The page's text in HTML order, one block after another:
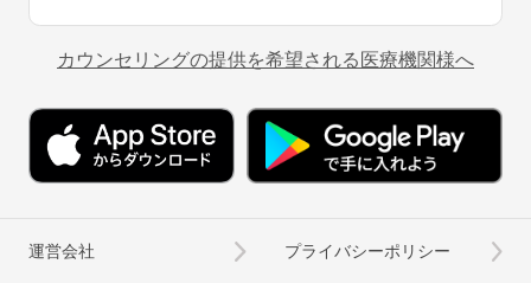
カウンセリングの提供を希望される医療機関様へ
運営会社 プライバシーポリシー